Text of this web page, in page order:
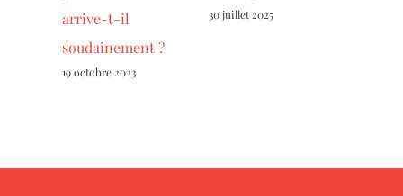
30 juillet 2025
flocon est à la